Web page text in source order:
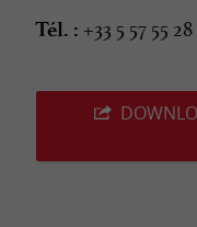
Tél. : +33 5 57 55